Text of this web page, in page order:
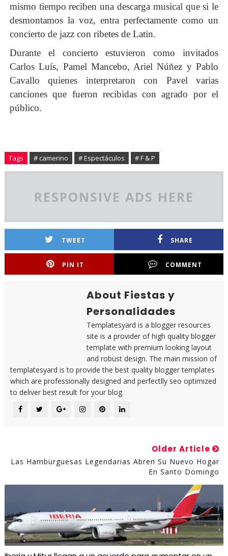
mismo tiempo reciben una descarga musical que si le
desmontamos la voz, entra perfectamente como un
concierto de jazz con ribetes de Latin.
Durante el concierto estuvieron como invitados
Carlos Luís, Pamel Mancebo, Ariel Núñez y Pablo
Cavallo quienes interpretaron con Pavel varias
canciones que fueron recibidas con agrado por el
público.
Tags # camerino # Espectáculos # F & P
RESPONSIVE ADS HERE
TWEET SHARE
PIN IT COMMENT
About Fiestas y
Personalidades
Templatesyard is a blogger resources
site is a provider of high quality blogger
template with premium looking layout
and robust design. The main mission of
templatesyard is to provide the best quality blogger templates
which are professionally designed and perfectlly seo optimized
to deliver best result for your blog.
Older Article
Las Hamburguesas Legendarias Abren Su Nuevo Hogar
En Santo Domingo